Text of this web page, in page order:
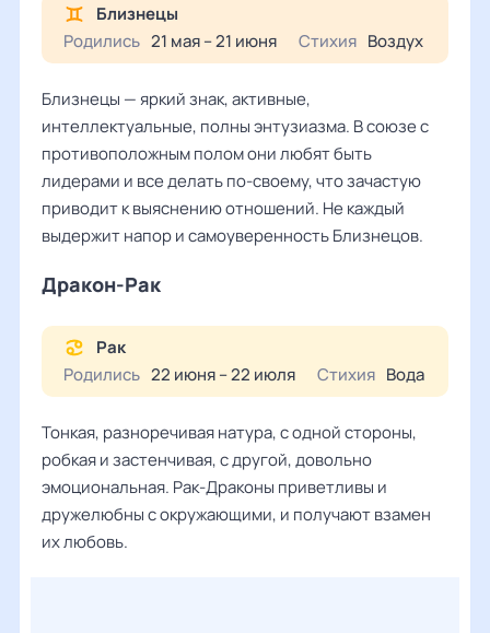
Близнецы
Родились 21 мая – 21 июня Стихия Воздух
Близнецы — яркий знак, активные,
интеллектуальные, полны энтузиазма. В союзе с
противоположным полом они любят быть
лидерами и все делать по-своему, что зачастую
приводит к выяснению отношений. Не каждый
выдержит напор и самоуверенность Близнецов.
Дракон-Рак
Рак
Родились 22 июня – 22 июля Стихия Вода
Тонкая, разноречивая натура, с одной стороны,
робкая и застенчивая, с другой, довольно
эмоциональная. Рак-Драконы приветливы и
дружелюбны с окружающими, и получают взамен
их любовь.